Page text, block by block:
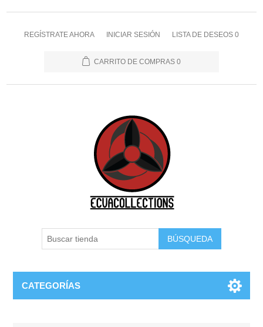
REGÍSTRATE AHORA INICIAR SESIÓN LISTA DE DESEOS 0
CARRITO DE COMPRAS 0
BÚSQUEDA
CATEGORÍAS